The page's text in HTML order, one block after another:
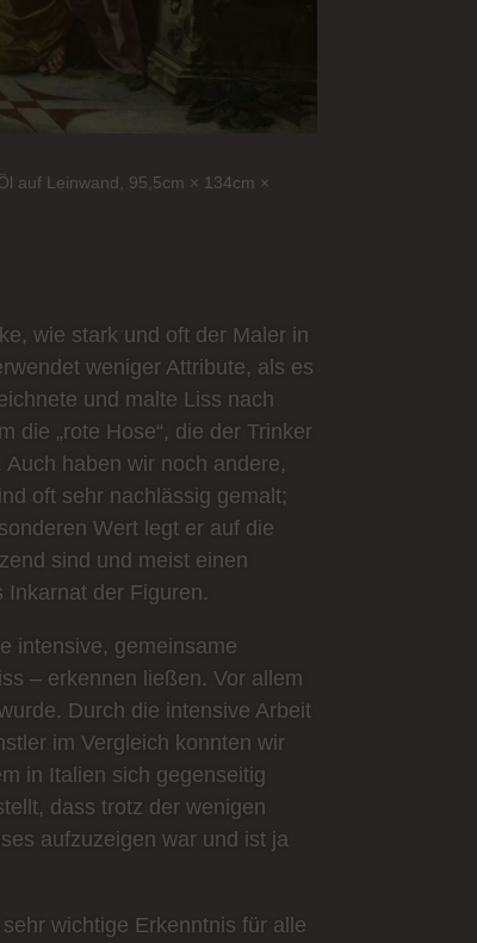
auf Leinwand, 95,5cm × 134cm ×
wie stark und oft der Maler in
weniger Attribute, als es
und malte Liss nach
die „rote Hose“, die der Trinker
haben wir noch andere,
oft sehr nachlässig gemalt;
Wert legt er auf die
sind und meist einen
der Figuren.
intensive, gemeinsame
– erkennen ließen. Vor allem
Durch die intensive Arbeit
im Vergleich konnten wir
in Italien sich gegenseitig
dass trotz der wenigen
aufzuzeigen war und ist ja
wichtige Erkenntnis für alle